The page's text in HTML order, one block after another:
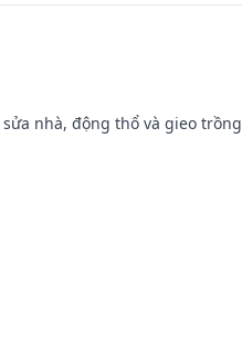
nhà, động thổ và gieo